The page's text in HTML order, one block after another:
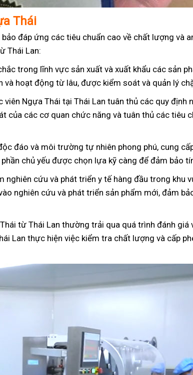
Thái
đáp ứng các tiêu chuẩn cao về chất lượng và
Thái Lan:
trong lĩnh vực sản xuất và xuất khẩu các sản
hoạt động từ lâu, được kiểm soát và quản lý
viên Ngựa Thái tại Thái Lan tuân thủ các quy
các cơ quan chức năng và tuân thủ các tiêu
đáo và môi trường tự nhiên phong phú, cung
chủ yếu được chọn lựa kỹ càng để đảm bảo
nghiên cứu và phát triển y tế hàng đầu trong khu
nghiên cứu và phát triển sản phẩm mới, đảm
từ Thái Lan thường trải qua quá trình đánh giá
Lan thực hiện việc kiểm tra chất lượng và cấp